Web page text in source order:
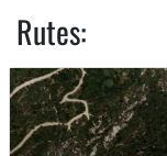
Rutes: